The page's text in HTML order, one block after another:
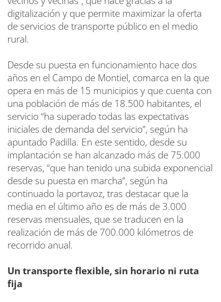
digitalización y que permite maximizar la oferta
de servicios de transporte público en el medio
rural.
Desde su puesta en funcionamiento hace dos
años en el Campo de Montiel, comarca en la que
opera en más de 15 municipios y que cuenta con
una población de más de 18.500 habitantes, el
servicio “ha superado todas las expectativas
iniciales de demanda del servicio”, según ha
apuntado Padilla. En este sentido, desde su
implantación se han alcanzado más de 75.000
reservas, “que han tenido una subida exponencial
desde su puesta en marcha”, según ha
continuado la portavoz, tras destacar que la
media en el último año es de más de 3.000
reservas mensuales, que se traducen en la
realización de más de 700.000 kilómetros de
recorrido anual.
Un transporte flexible, sin horario ni ruta
fija